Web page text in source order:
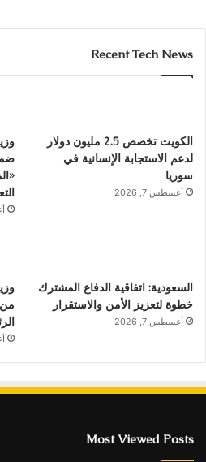
Recent Tech News
الكويت تخصص 2.5 مليون دولار
لدعم الاستجابة الإنسانية في
سوريا
أغسطس 7, 2026
السعودية: اتفاقية الدفاع المشترك
خطوة لتعزيز الأمن والاستقرار
أغسطس 7, 2026
من
Most Viewed Posts